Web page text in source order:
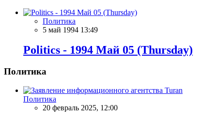
Политика
5 май 1994 13:49
Politics - 1994 Май 05 (Thursday)
Политика
Политика
20 февраль 2025, 12:00